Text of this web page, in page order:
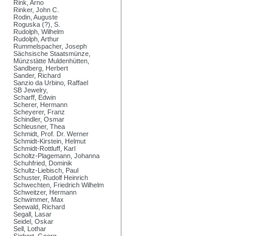
Rink, Arno
Rinker, John C.
Rodin, Auguste
Roguska (?), S.
Rudolph, Wilhelm
Rudolph, Arthur
Rummelspacher, Joseph
Sächsische Staatsmünze,
Münzstätte Muldenhütten,
Sandberg, Herbert
Sander, Richard
Sanzio da Urbino, Raffael
SB Jewelry,
Scharff, Edwin
Scherer, Hermann
Scheyerer, Franz
Schindler, Osmar
Schleusner, Thea
Schmidt, Prof. Dr. Werner
Schmidt-Kirstein, Helmut
Schmidt-Rottluff, Karl
Scholtz-Plagemann, Johanna
Schuhfried, Dominik
Schultz-Liebisch, Paul
Schuster, Rudolf Heinrich
Schwechten, Friedrich Wilhelm
Schweitzer, Hermann
Schwimmer, Max
Seewald, Richard
Segall, Lasar
Seidel, Oskar
Sell, Lothar